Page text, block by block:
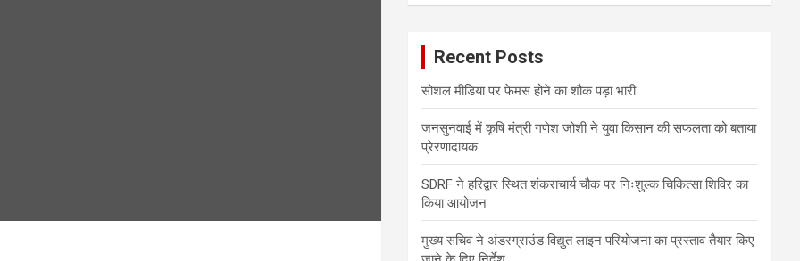
Recent Posts
सोशल मीडिया पर फेमस होने का शौक पड़ा भारी
जनसुनवाई में कृषि मंत्री गणेश जोशी ने युवा किसान की सफलता को बताया
प्रेरणादायक
SDRF ने हरिद्वार स्थित शंकराचार्य चौक पर निःशुल्क चिकित्सा शिविर का
किया आयोजन
मुख्य सचिव ने अंडरग्राउंड विद्युत लाइन परियोजना का प्रस्ताव तैयार किए